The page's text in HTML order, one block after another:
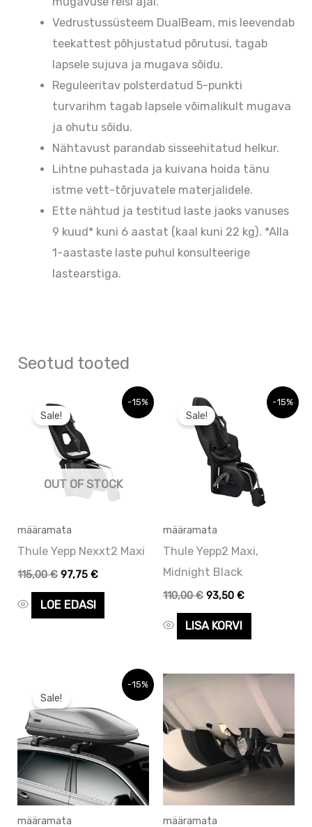
Vedrustussüsteem DualBeam, mis leevendab
teekattest põhjustatud põrutusi, tagab
lapsele sujuva ja mugava sõidu.
Reguleeritav polsterdatud 5-punkti
turvarihm tagab lapsele võimalikult mugava
ja ohutu sõidu.
Nähtavust parandab sisseehitatud helkur.
Lihtne puhastada ja kuivana hoida tänu
istme vett-tõrjuvatele materjalidele.
Ette nähtud ja testitud laste jaoks vanuses
9 kuud* kuni 6 aastat (kaal kuni 22 kg). *Alla
1-aastaste laste puhul konsulteerige
lastearstiga.
Seotud tooted
-15%
OUT OF STOCK
Sale!
määramata
Thule Yepp Nexxt2 Maxi
177,00 €.
115,00€
hind
on:
115,00 €.
97,75€
LOE EDASI
-15%
Sale!
määramata
Thule Yepp2 Maxi,
Midnight Black
166,00 €.
110,00€
Praegune
hind
on:
110,00 €.
93,50 €
LISA KORVI
-15%
Sale!
määramata
551,82 €.
hind
on:
551,82 €.
määramata